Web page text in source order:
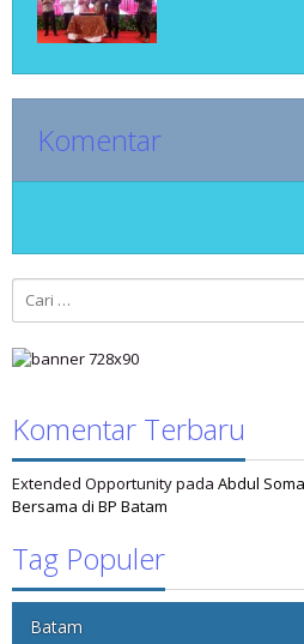
Komentar
Cari
untuk:
Komentar Terbaru
Extended Opportunitypada Abdul
Bersama di BP Batam
Tag Populer
Batam